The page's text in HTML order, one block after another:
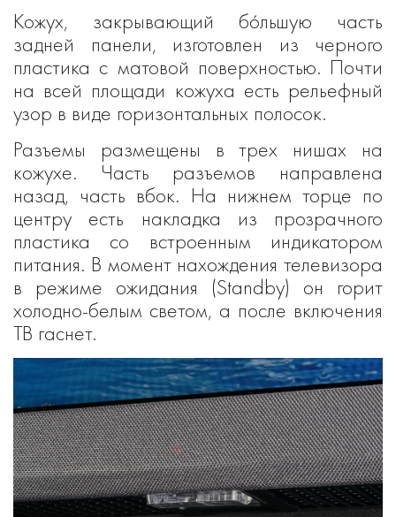
Кожух, закрывающий бо́льшую часть
задней панели, изготовлен из черного
пластика с матовой поверхностью. Почти
на всей площади кожуха есть рельефный
узор в виде горизонтальных полосок.
Разъемы размещены в трех нишах на
кожухе. Часть разъемов направлена
назад, часть вбок. На нижнем торце по
центру есть накладка из прозрачного
пластика со встроенным индикатором
питания. В момент нахождения телевизора
в режиме ожидания (Standby) он горит
холодно-белым светом, а после включения
ТВ гаснет.